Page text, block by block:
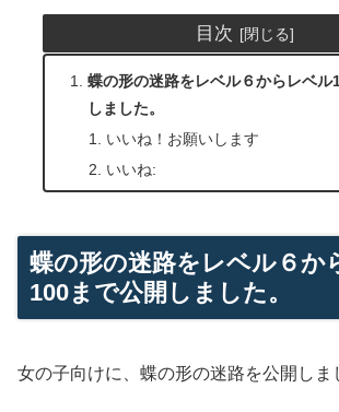
目次
蝶の形の迷路をレベル６からレベル
しました。
いいね！お願いします
いいね:
蝶の形の迷路をレベル６か
100まで公開しました。
女の子向けに、蝶の形の迷路を公開しま